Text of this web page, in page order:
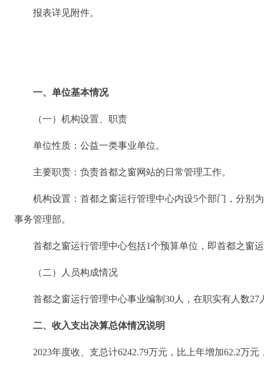
报表详见附件。
一、单位基本情况
（一）机构设置、职责
单位性质：公益一类事业单位。
主要职责：负责首都之窗网站的日常管理工作。
机构设置：首都之窗运行管理中心内设5个部门，分别
事务管理部。
首都之窗运行管理中心包括1个预算单位，即首都之窗
（二）人员构成情况
首都之窗运行管理中心事业编制30人，在职实有人数27
二、收入支出决算总体情况说明
2023年度收、支总计6242.79万元，比上年增加62.2万元